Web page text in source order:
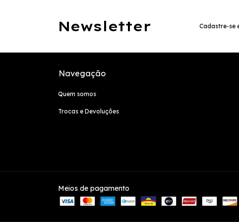
Newsletter Cadastre-se
Navegação
Quem somos
Trocas e Devoluções
Meios de pagamento